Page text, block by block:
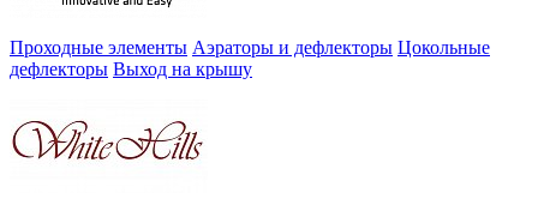
Проходные элементы Аэраторы и дефлекторы Цокольные
дефлекторы Выход на крышу